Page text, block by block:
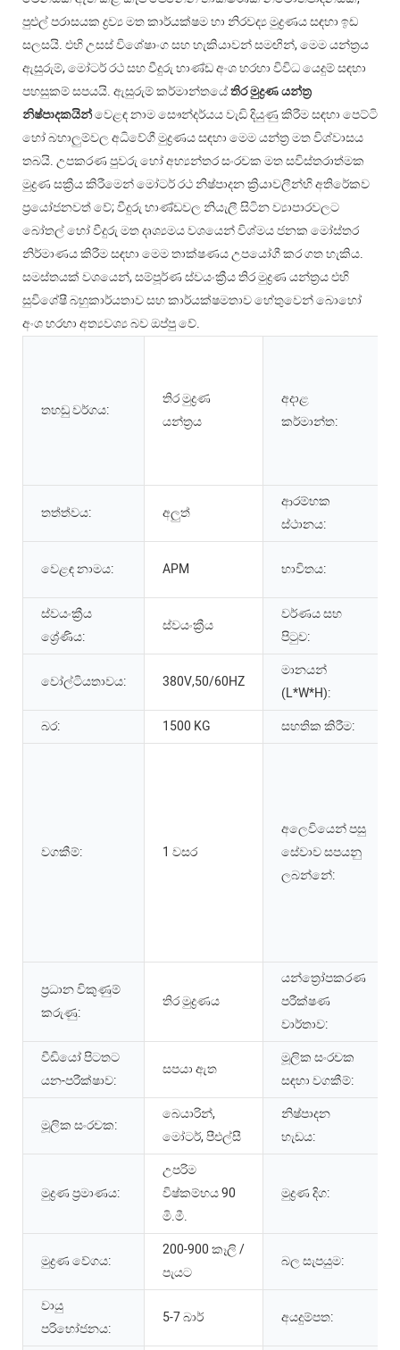
පුළුල් පරාසයක ද්‍රව්‍ය මත කාර්යක්ෂම හා නිරවද්‍ය මුද්‍රණය සඳහා ඉඩ
සලසයි. එහි උසස් විශේෂාංග සහ හැකියාවන් සමඟින්, මෙම යන්ත්‍රය
ඇසුරුම්, මෝටර් රථ සහ වීදුරු භාණ්ඩ අංශ හරහා විවිධ යෙදුම් සඳහා
පහසුකම් සපයයි. ඇසුරුම් කර්මාන්තයේතිර මුද්‍රණ යන්ත්‍ර
නිෂ්පාදකයින්වෙළඳ නාම සෞන්දර්යය වැඩි දියුණු කිරීම සඳහා පෙට්ටි
හෝ බහාලුම්වල අධිවේගී මුද්‍රණය සඳහා මෙම යන්ත්‍ර මත විශ්වාසය
තබයි. උපකරණ පුවරු හෝ අභ්‍යන්තර සංරචක මත සවිස්තරාත්මක
මුද්‍රණ සක්‍රීය කිරීමෙන් මෝටර් රථ නිෂ්පාදන ක්‍රියාවලීන්හි අතිරේකව
ප්‍රයෝජනවත් වේ; වීදුරු භාණ්ඩවල නියැලී සිටින ව්‍යාපාරවලට
බෝතල් හෝ වීදුරු මත දෘශ්‍යමය වශයෙන් විශ්මය ජනක මෝස්තර
නිර්මාණය කිරීම සඳහා මෙම තාක්ෂණය උපයෝගී කර ගත හැකිය.
සමස්තයක් වශයෙන්, සම්පූර්ණ ස්වයංක්‍රීය තිර මුද්‍රණ යන්ත්‍රය එහි
සුවිශේෂී බහුකාර්යතාව සහ කාර්යක්ෂමතාව හේතුවෙන් බොහෝ
අංශ හරහා අත්‍යවශ්‍ය බව ඔප්පු වේ.
තහඩු වර්ගය:
තිර මුද්‍රණ
යන්ත්‍රය
අදාළ
කර්මාන්ත:
තත්ත්වය: අලුත්
ආරම්භක
ස්ථානය:
වෙළඳ නාමය: APM භාවිතය:
ස්වයංක්‍රීය
ශ්‍රේණිය:
ස්වයංක්‍රීය
වර්ණය සහ
පිටුව:
වෝල්ටියතාවය: 380V,50/60HZ
මානයන්
(L*W*H):
බර:
1500 KG සහතික කිරීම:
වගකීම්: 1 වසර
අලෙවියෙන් පසු
සේවාව සපයනු
ලබන්නේ:
ප්‍රධාන විකුණුම්
කරුණු:
තිර මුද්‍රණය
යන්ත්‍රෝපකරණ
පරීක්ෂණ
වාර්තාව:
වීඩියෝ පිටතට
යන-පරීක්ෂාව:
සපයා ඇත
මූලික සංරචක
සඳහා වගකීම්:
මූලික සංරචක:
බෙයාරින්,
මෝටර්, පීඑල්සී
නිෂ්පාදන
හැඩය:
මුද්‍රණ ප්‍රමාණය:
උපරිම
විෂ්කම්භය 90
මි.මී.
මුද්‍රණ දිග:
මුද්‍රණ වේගය:
200-900 කෑලි /
පැයට
බල සැපයුම:
වායු
පරිභෝජනය:
5-7 බාර් අයදුම්පත: